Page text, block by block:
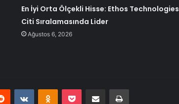
En İyi Orta Ölçekli Hisse: Ethos Technologies
Citi Sıralamasında Lider
Ağustos 6, 2026
Reddit VKontakteOdnoklassniki
Pocket E-Posta ile paylaş Yazdır